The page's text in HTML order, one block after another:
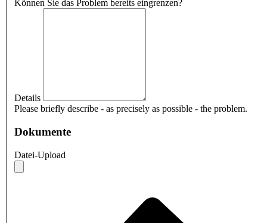
Können Sie das Problem bereits eingrenzen?
Details
Please briefly describe - as precisely as possible - the problem.
Dokumente
Datei-Upload